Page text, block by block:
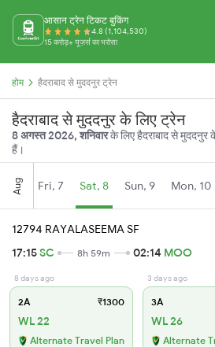
आसान ट्रेन टिकट बुकिंग
4.8 (1,104,530)
15 करोड़+ यूज़र्स का भरोसा
होम हैदराबाद से मुददनुर ट्रेन
हैदराबाद से मुददनुर के लिए ट्रेन
8 अगस्त 2026, शनिवारके लिए हैदराबाद से मुददनुर
हैं।
Aug Fri, 7 Sat, 8 Sun, 9 Mon, 10
12794 RAYALASEEMA SF
17:15SC 8h 59m 02:14 MOO
8 days ago
2A ₹1300
WL 22
Alternate Travel Plan
3 days ago
3A
WL 26
Alternate